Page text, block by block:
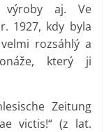
výroby aj. Ve
1927, kdy byla
rozsáhlý a
který ji
Zeitung
victis!“ (z lat.